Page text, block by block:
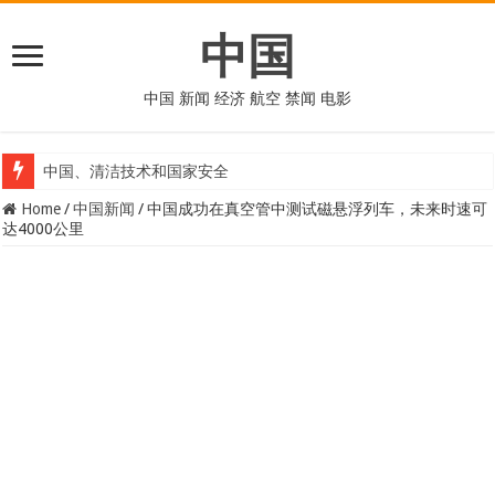
中国
中国 新闻 经济 航空 禁闻 电影
中国、清洁技术和国家安全
Home / 中国新闻 / 中国成功在真空管中测试磁悬浮列车，未来时速可
达4000公里